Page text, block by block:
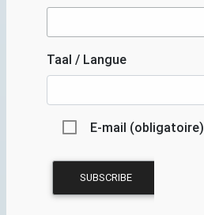
Taal / Langue
E-mail (obligatoire)